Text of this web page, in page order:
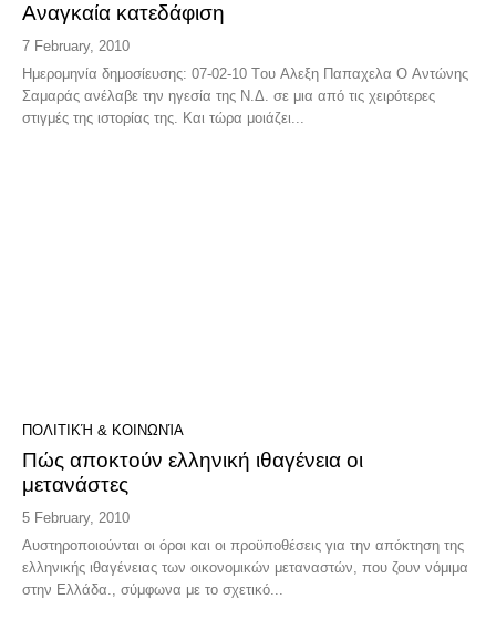
Αναγκαία κατεδάφιση
7 February, 2010
Hμερομηνία δημοσίευσης: 07-02-10 Tου Αλεξη Παπαχελα Ο Αντώνης
Σαμαράς ανέλαβε την ηγεσία της Ν.Δ. σε μια από τις χειρότερες
στιγμές της ιστορίας της. Και τώρα μοιάζει...
ΠΟΛΙΤΙΚΉ & ΚΟΙΝΩΝΊΑ
Πώς αποκτούν ελληνική ιθαγένεια οι
μετανάστες
5 February, 2010
Aυστηροποιούνται οι όροι και οι προϋποθέσεις για την απόκτηση της
ελληνικής ιθαγένειας των οικονομικών μεταναστών, που ζουν νόμιμα
στην Ελλάδα., σύμφωνα με το σχετικό...